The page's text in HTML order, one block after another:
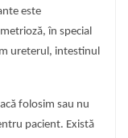
este
în special
ureterul, intestinul
folosim sau nu
pacient. Există